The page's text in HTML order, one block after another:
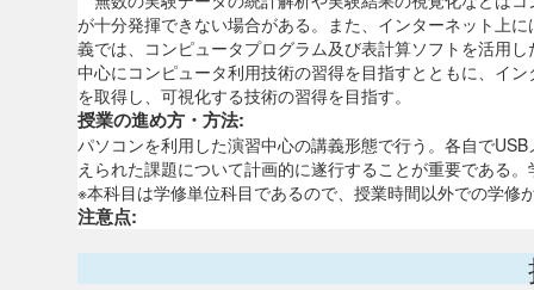
が十分発揮できない場合がある。また、インターネット上
義では、コンピュータプログラム及び表計算ソフトを活用
中心にコンピュータ利用技術の習得を目指すとともに、イ
を取得し、可視化する技術の習得を目指す。
授業の進め方・方法:
パソコンを利用した演習中心の講義形態で行う。各自で
えられた課題について計画的に遂行することが重要である
※本科目は学修単位科目であるので、授業時間以外での学
注意点: